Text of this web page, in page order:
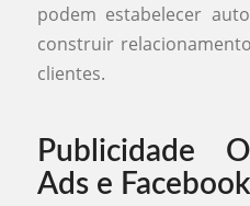
podem estabelecer
construir
clientes.
Publicidade
Ads e